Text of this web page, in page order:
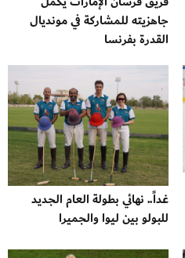
جاهزيته للمشاركة في مونديال
القدرة بفرنسا
غداً.. نهائي بطولة العام الجديد
للبولو بين ليوا والجميرا